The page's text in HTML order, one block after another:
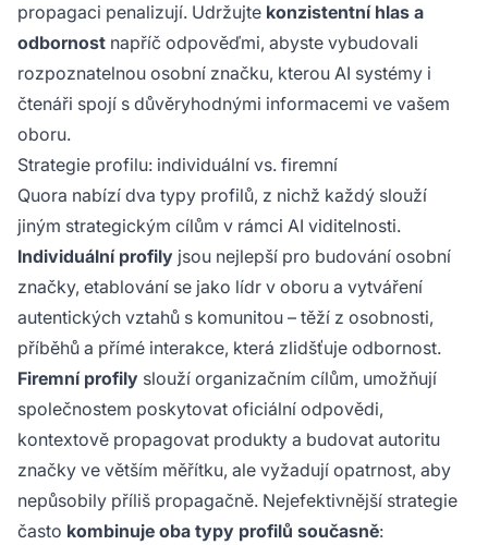
propagaci penalizují. Udržujte konzistentní hlas a
odbornost napříč odpověďmi, abyste vybudovali
rozpoznatelnou osobní značku, kterou AI systémy i
čtenáři spojí s důvěryhodnými informacemi ve vašem
oboru.
Strategie profilu: individuální vs. firemní
Quora nabízí dva typy profilů, z nichž každý slouží
jiným strategickým cílům v rámci AI viditelnosti.
Individuální profily jsou nejlepší pro budování osobní
značky, etablování se jako lídr v oboru a vytváření
autentických vztahů s komunitou – těží z osobnosti,
příběhů a přímé interakce, která zlidšťuje odbornost.
Firemní profily slouží organizačním cílům, umožňují
společnostem poskytovat oficiální odpovědi,
kontextově propagovat produkty a budovat autoritu
značky ve větším měřítku, ale vyžadují opatrnost, aby
nepůsobily příliš propagačně. Nejefektivnější strategie
často kombinuje oba typy profilů současně: